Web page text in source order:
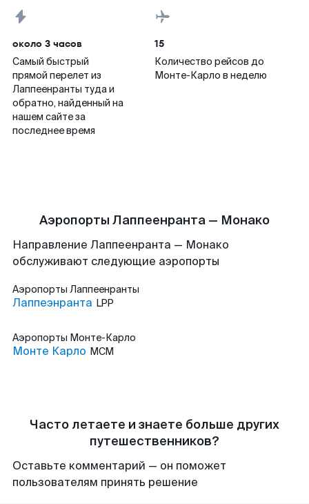
около 3 часов
Самый быстрый
прямой перелет из
Лаппеенранты туда и
обратно, найденный на
нашем сайте за
последнее время
15
Количество рейсов до
Монте-Карло в неделю
Аэропорты Лаппеенранта — Монако
Направление Лаппеенранта — Монако
обслуживают следующие аэропорты
Аэропорты Лаппеенранты
Лаппеэнранта LPP
Аэропорты Монте-Карло
Монте Карло MCM
Часто летаете и знаете больше других
путешественников?
Оставьте комментарий — он поможет
пользователям принять решение